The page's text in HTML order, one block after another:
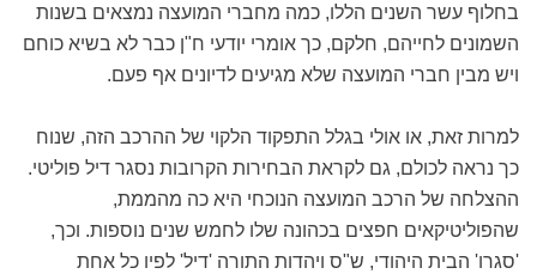
בחלוף עשר השנים הללו, כמה מחברי המועצה נמצאים בשנות
השמונים לחייהם, חלקם, כך אומרי יודעי ח"ן כבר לא בשיא כוחם
ויש מבין חברי המועצה שלא מגיעים לדיונים אף פעם.
למרות זאת, או אולי בגלל התפקוד הלקוי של ההרכב הזה, שנוח
כך נראה לכולם, גם לקראת הבחירות הקרובות נסגר דיל פוליטי.
ההצלחה של הרכב המועצה הנוכחי היא כה מהממת,
שהפוליטיקאים חפצים בכהונה שלו לחמש שנים נוספות. וכך,
'סגרו' הבית היהודי, ש"ס ויהדות התורה 'דיל' לפיו כל אחת